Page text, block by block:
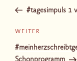
Beitrag#tagesimpuls 1
Nächster
Beitrag
WEITER